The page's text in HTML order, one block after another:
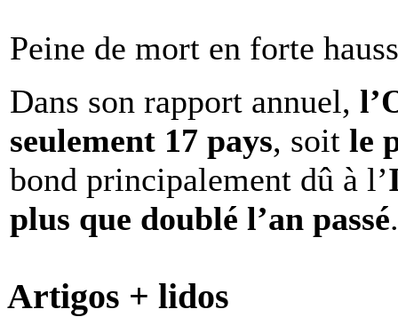
Peine de mort en forte
Dans son rapport annuel,
seulement 17 pays, soit le
bond principalement dû à l’
plus que doublé l’an passé.
Artigos + lidos